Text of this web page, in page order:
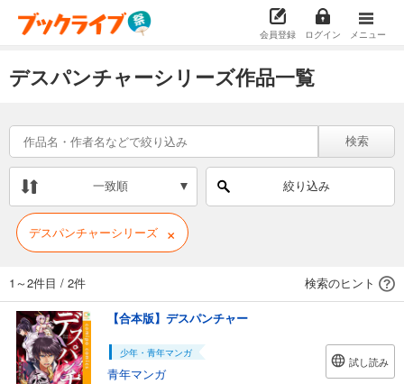
会員登録 ログイン メニュー
デスパンチャーシリーズ作品一覧
検索
一致順 絞り込み
デスパンチャーシリーズ ×
1～2件目 / 2件 検索のヒント
【合本版】デスパンチャー
少年・青年マンガ
青年マンガ
試し読み